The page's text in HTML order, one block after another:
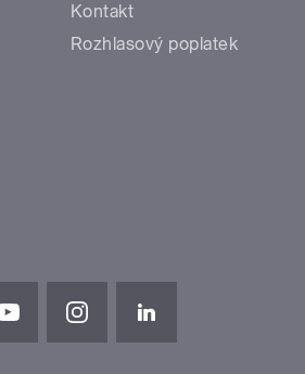
Kontakt
Rozhlasový poplatek